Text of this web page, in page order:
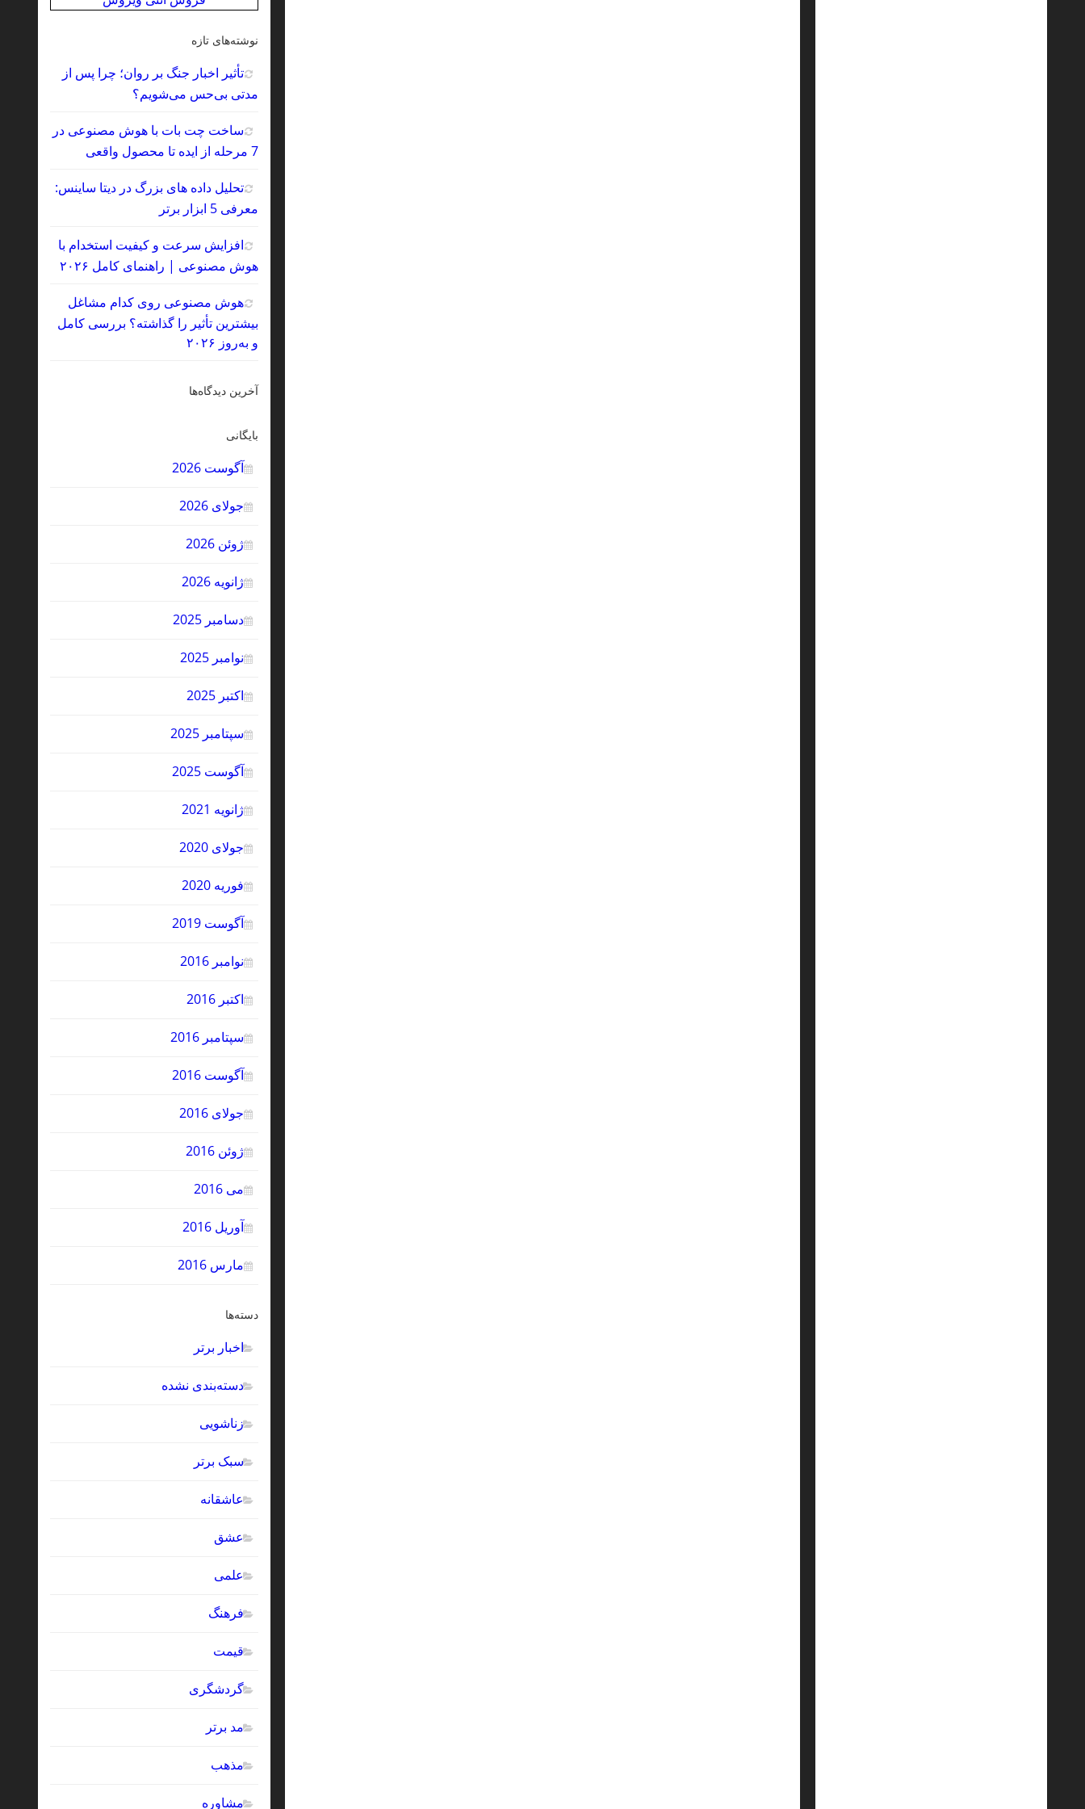
نوشته‌های تازه
تأثیر اخبار جنگ بر روان؛ چرا پس از
مدتی بی‌حس می‌شویم؟
ساخت چت‌ بات با هوش مصنوعی در
7 مرحله از ایده تا محصول واقعی
تحلیل داده‌ های بزرگ در دیتا ساینس:
معرفی 5 ابزار برتر
افزایش سرعت و کیفیت استخدام با
هوش مصنوعی | راهنمای کامل ۲۰۲۶
هوش مصنوعی روی کدام مشاغل
بیشترین تأثیر را گذاشته؟ بررسی کامل
و به‌روز ۲۰۲۶
آخرین دیدگاه‌ها
بایگانی
آگوست 2026
جولای 2026
ژوئن 2026
ژانویه 2026
دسامبر 2025
نوامبر 2025
اکتبر 2025
سپتامبر 2025
آگوست 2025
ژانویه 2021
جولای 2020
فوریه 2020
آگوست 2019
نوامبر 2016
اکتبر 2016
سپتامبر 2016
آگوست 2016
جولای 2016
ژوئن 2016
می 2016
آوریل 2016
مارس 2016
دسته‌ها
اخبار برتر
دسته‌بندی نشده
زناشویی
سبک برتر
عاشقانه
عشق
علمی
فرهنگ
قیمت
گردشگری
مد برتر
مذهب
مشاوره